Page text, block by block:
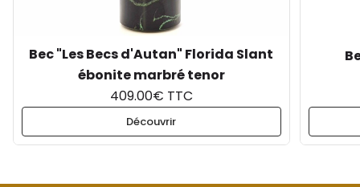
Bec "Les Becs d'Autan" Florida Slant
ébonite marbré tenor
409.00€ TTC
Découvrir